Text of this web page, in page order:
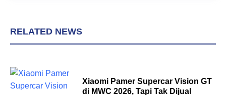
RELATED NEWS
Xiaomi Pamer Supercar Vision GT
di MWC 2026, Tapi Tak Dijual